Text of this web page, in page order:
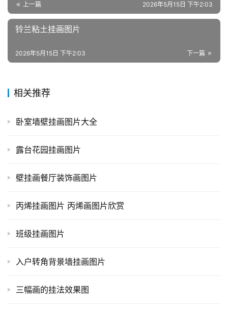
上一篇 2026年5月15日 下午2:03
铃兰粘土挂画图片
下一篇
2026年5月15日 下午2:03
相关推荐
卧室墙壁挂画图片大全
露台花园挂画图片
壁挂画餐厅装饰画图片
丙烯挂画图片 丙烯画图片欣赏
班级挂画图片
入户转角背景墙挂画图片
三幅画的挂法效果图